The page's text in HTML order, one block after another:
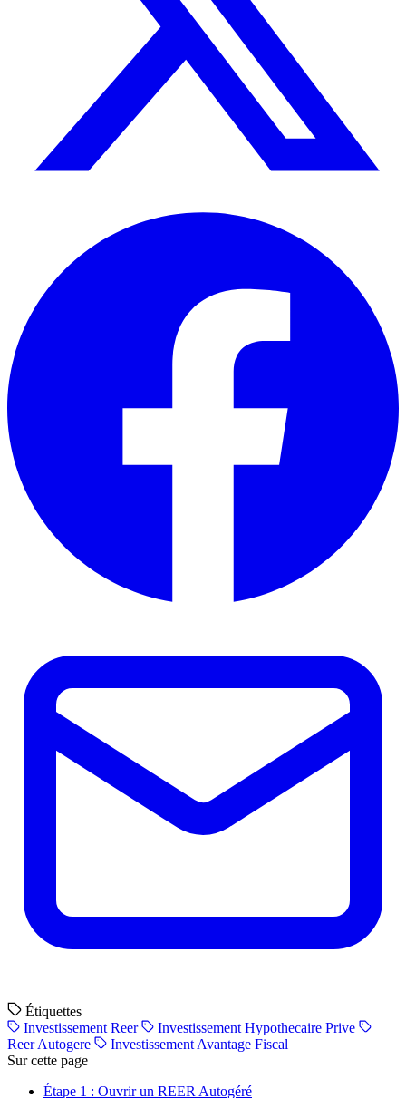
Étiquettes
Investissement Reer
Investissement Hypothecaire Prive
Reer Autogere
Investissement Avantage Fiscal
Sur cette page
Étape 1 : Ouvrir un REER Autogéré